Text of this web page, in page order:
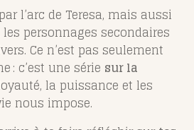
l’arc de Teresa, mais aussi
personnages secondaires
Ce n’est pas seulement
: c’est une série sur la
la puissance et les
nous impose.